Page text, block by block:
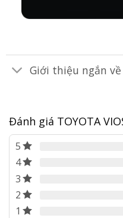
Giới thiệu ngắn về
Đánh giá TOYOTA
5
4
3
2
1